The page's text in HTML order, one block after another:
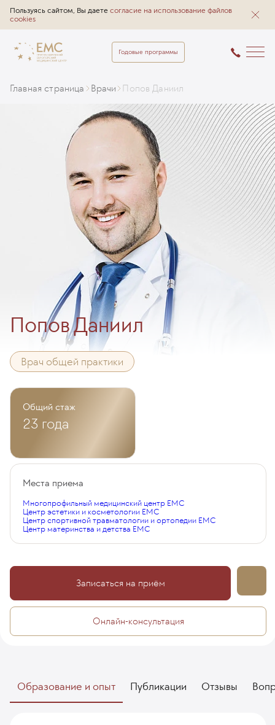
Пользуясь сайтом, Вы даете согласие на использование файлов
cookies
Годовые программы
Главная страница Врачи Попов Даниил
Попов Даниил
Врач общей практики
Общий стаж
23 года
Места приема
Многопрофильный медицинский центр EMC
Центр эстетики и косметологии EMC
Центр спортивной травматологии и ортопедии EMC
Центр материнства и детства EMC
Записаться на приём
Онлайн-консультация
Образование и опыт Публикации Отзывы